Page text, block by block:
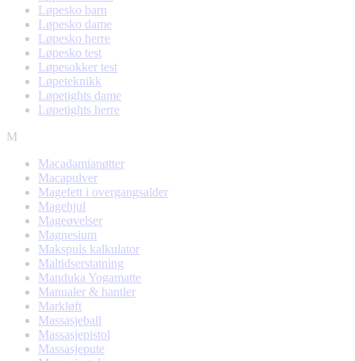
Løpesko barn
Løpesko dame
Løpesko herre
Løpesko test
Løpesokker test
Løpeteknikk
Løpetights dame
Løpetights herre
M
Macadamianøtter
Macapulver
Magefett i overgangsalder
Magehjul
Mageøvelser
Magnesium
Makspuls kalkulator
Maltidserstatning
Manduka Yogamatte
Manualer & hantler
Markløft
Massasjeball
Massasjepistol
Massasjepute